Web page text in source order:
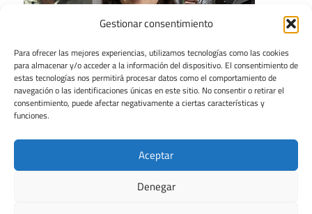
Gestionar consentimiento
Para ofrecer las mejores experiencias, utilizamos tecnologías como las cookies
para almacenar y/o acceder a la información del dispositivo. El consentimiento de
estas tecnologías nos permitirá procesar datos como el comportamiento de
navegación o las identificaciones únicas en este sitio. No consentir o retirar el
consentimiento, puede afectar negativamente a ciertas características y
funciones.
Aceptar
Denegar